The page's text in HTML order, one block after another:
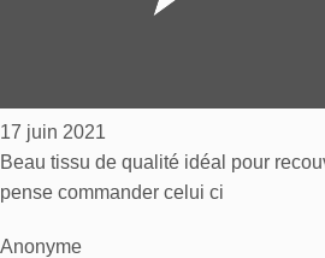
17 juin 2021
Beau tissu de qualité idéal pour
pense commander celui ci
Anonyme